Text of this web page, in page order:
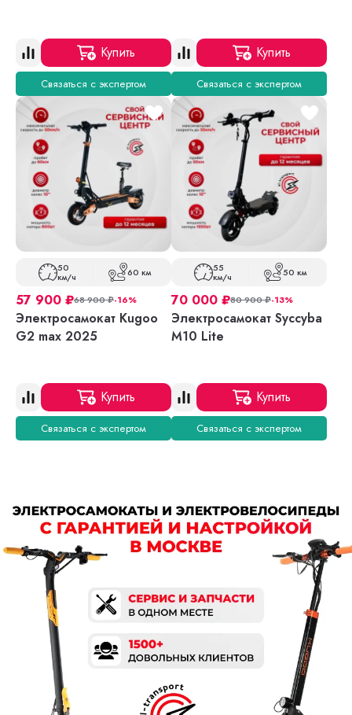
Купить
Связаться с экспертом
Купить
Связаться с экспертом
50
км/ч 60 км
57 900 ₽68 900₽-16%
Электросамокат Kugoo
G2 max 2025
Купить
Связаться с экспертом
55
км/ч 50 км
70 000 ₽80 900₽-13%
Электросамокат Syccyba
M10 Lite
Купить
Связаться с экспертом